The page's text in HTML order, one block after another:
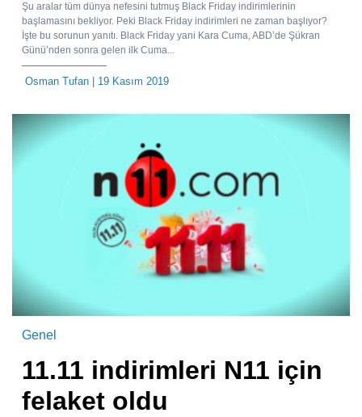
Şu aralar tüm dünya nefesini tutmuş Black Friday indirimlerinin
başlamasını bekliyor. Peki Black Friday indirimleri ne zaman başlıyor?
İşte bu sorunun yanıtı. Black Friday yani Kara Cuma, ABD’de Şükran
Günü’nden sonra gelen ilk Cuma...
Osman Tufan | 19 Kasım 2019
Genel
11.11 indirimleri N11 için
felaket oldu